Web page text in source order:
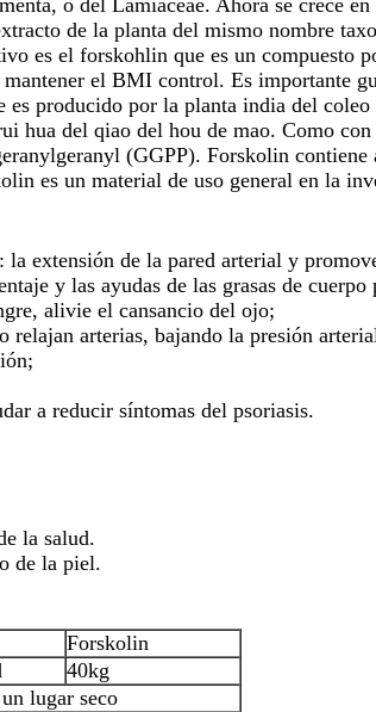
o del Lamiaceae. Ahora se crece
de la planta del mismo nombre
es el forskohlin que es un compuesto
el BMI control. Es importante
producido por la planta india del
del qiao del hou de mao. Como
(GGPP). Forskolin
es un material de uso general en la
extensión de la pared arterial y
y las ayudas de las grasas de
alivie el cansancio del ojo;
arterias, bajando la presión
a reducir síntomas del psoriasis.
la salud.
de la piel.
Forskolin
40kg
lugar seco